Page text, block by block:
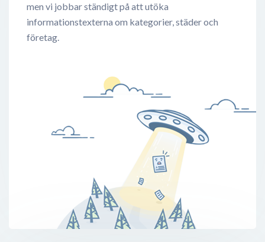
men vi jobbar ständigt på att utöka
informationstexterna om kategorier, städer och
företag.